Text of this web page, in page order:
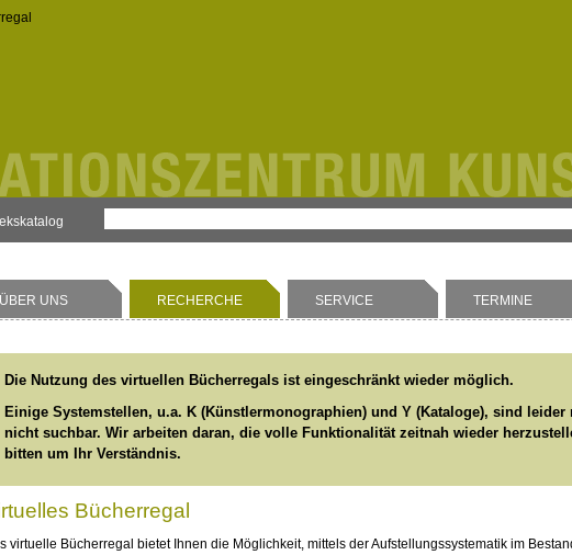
ÜBER UNS RECHERCHE SERVICE TERMINE
Die Nutzung des virtuellen Bücherregals ist eingeschränkt wieder möglich.
Einige Systemstellen, u.a. K (Künstlermonographien) und Y (Kataloge), sind leider
nicht suchbar. Wir arbeiten daran, die volle Funktionalität zeitnah wieder
bitten um Ihr Verständnis.
Bücherregal
virtuelle Bücherregal bietet Ihnen die Möglichkeit, mittels der Aufstellungssystematik im